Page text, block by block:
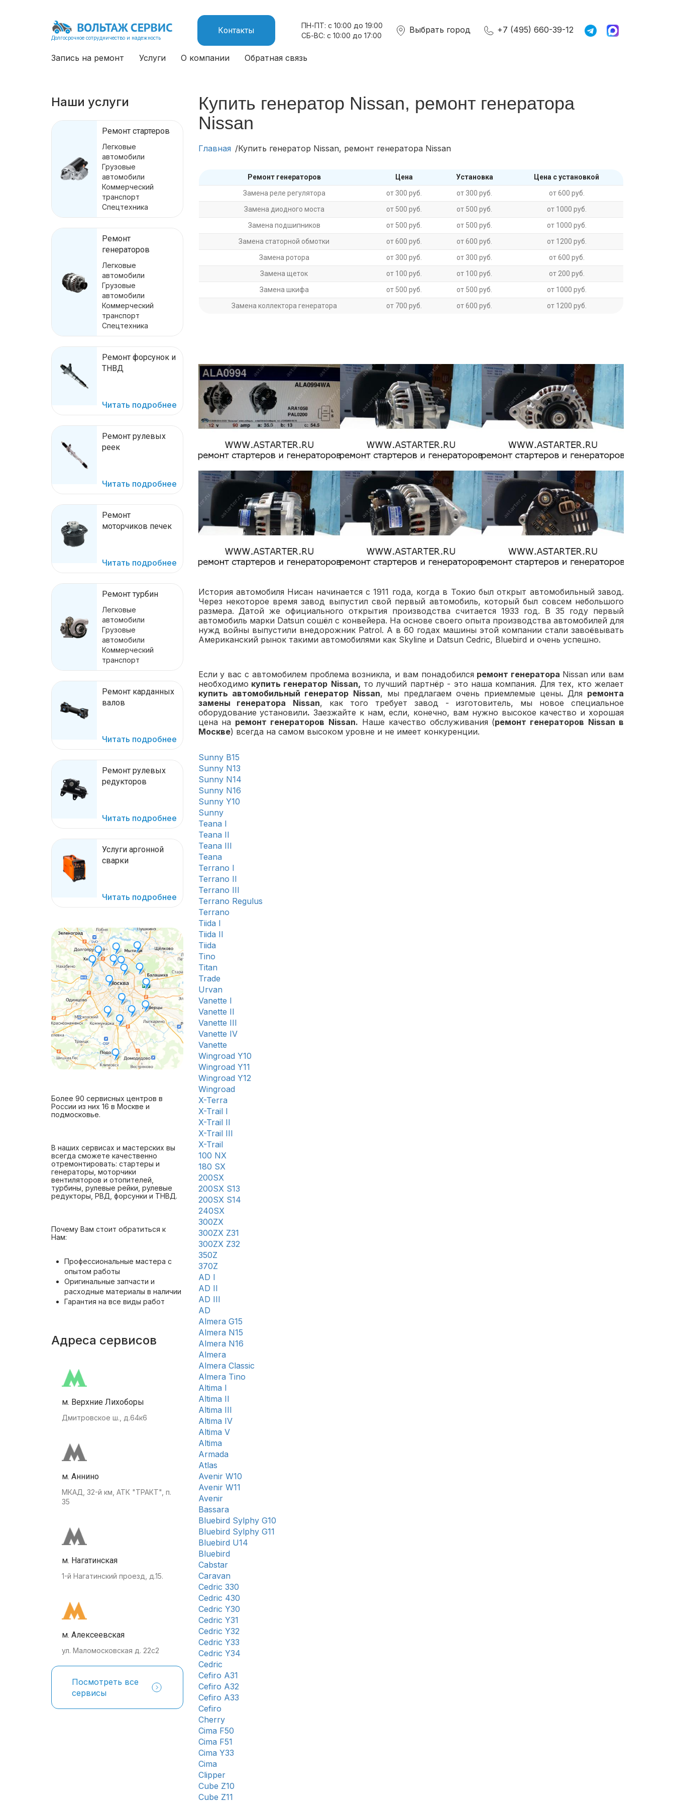
Долгосрочное сотрудничество и надежность
Запись на ремонт Услуги О компании Обратная связь
Контакты
ПН-ПТ: с 10:00 до 19:00
СБ-ВС: с 10:00 до 17:00
Выбрать город +7 (495) 660-39-12
Наши услуги
Ремонт стартеров
Легковые
автомобили
Грузовые
автомобили
Коммерческий
транспорт
Спецтехника
Ремонт
генераторов
Легковые
автомобили
Грузовые
автомобили
Коммерческий
транспорт
Спецтехника
Ремонт форсунок и
ТНВД
Читать подробнее
Ремонт рулевых
реек
Читать подробнее
Ремонт
моторчиков печек
Читать подробнее
Ремонт турбин
Легковые
автомобили
Грузовые
автомобили
Коммерческий
транспорт
Ремонт карданных
валов
Читать подробнее
Ремонт рулевых
редукторов
Читать подробнее
Услуги аргонной
сварки
Читать подробнее
Более 90 сервисных центров в
России из них 16 в Москве и
подмосковье.
В наших сервисах и мастерских вы
всегда сможете качественно
отремонтировать: стартеры и
генераторы, моторчики
вентиляторов и отопителей,
турбины, рулевые рейки, рулевые
редукторы, РВД, форсунки и ТНВД.
Почему Вам стоит обратиться к
Нам:
Профессиональные мастера с
опытом работы
Оригинальные запчасти и
расходные материалы в наличии
Гарантия на все виды работ
Адреса сервисов
м. Верхние Лихоборы
Дмитровское ш., д.64к6
м. Аннино
МКАД, 32-й км, АТК "ТРАКТ", п.
35
м. Нагатинская
1-й Нагатинский проезд, д.15.
м. Алексеевская
ул. Маломосковская д. 22с2
Посмотреть все
сервисы
Купить генератор Nissan, ремонт генератора
Nissan
Главная Купить генератор Nissan, ремонт генератора Nissan
Ремонт генераторов Цена Установка
Цена с установкой
Замена реле регулятора
от 300 руб. от 300 руб.
от 600 руб.
Замена диодного моста
от 500 руб. от 500 руб.
от 1000 руб.
Замена подшипников
от 500 руб. от 500 руб.
от 1000 руб.
Замена статорной обмотки
от 600 руб. от 600 руб.
от 1200 руб.
Замена ротора
от 300 руб. от 300 руб.
от 600 руб.
Замена щеток
от 100 руб. от 100 руб.
от 200 руб.
Замена шкифа
от 500 руб. от 500 руб.
от 1000 руб.
Замена коллектора генератора
от 700 руб. от 600 руб. от 1200 руб.
История автомобиля Нисан начинается с 1911 года, когда в Токио был открыт автомобильный завод.
Через некоторое время завод выпустил свой первый автомобиль, который был совсем небольшого
размера. Датой же официального открытия производства считается 1933 год. В 35 году первый
автомобиль марки Datsun сошёл с конвейера. На основе своего опыта производства автомобилей для
нужд войны выпустили внедорожник Patrol. А в 60 годах машины этой компании стали завоёвывать
Американский рынок такими автомобилями как Skyline и Datsun Cedric, Bluebird и очень успешно.
Если у вас с автомобилем проблема возникла, и вам понадобился ремонт генератора Nissan или вам
необходимо купить генератор Nissan, то лучший партнёр - это наша компания. Для тех, кто желает
купить автомобильный генератор Nissan, мы предлагаем очень приемлемые цены. Для ремонта
замены генератора
Nissan, как того требует завод - изготовитель, мы новое специальное
оборудование установили. Заезжайте к нам, если, конечно, вам нужно высокое качество и хорошая
цена на ремонт генераторов Nissan. Наше качество обслуживания (ремонт генераторов Nissan в
Москве) всегда на самом высоком уровне и не имеет конкуренции.
Sunny B15
Sunny N13
Sunny N14
Sunny N16
Sunny Y10
Sunny
Teana I
Teana II
Teana III
Teana
Terrano I
Terrano II
Terrano III
Terrano Regulus
Terrano
Tiida I
Tiida II
Tiida
Tino
Titan
Trade
Urvan
Vanette I
Vanette II
Vanette III
Vanette IV
Vanette
Wingroad Y10
Wingroad Y11
Wingroad Y12
Wingroad
X-Terra
X-Trail I
X-Trail II
X-Trail III
X-Trail
100 NX
180 SX
200SX
200SX S13
200SX S14
240SX
300ZX
300ZX Z31
300ZX Z32
350Z
370Z
AD I
AD II
AD III
AD
Almera G15
Almera N15
Almera N16
Almera
Almera Classic
Almera Tino
Altima I
Altima II
Altima III
Altima IV
Altima V
Altima
Armada
Atlas
Avenir W10
Avenir W11
Avenir
Bassara
Bluebird Sylphy G10
Bluebird Sylphy G11
Bluebird U14
Bluebird
Cabstar
Caravan
Cedric 330
Cedric 430
Cedric Y30
Cedric Y31
Cedric Y32
Cedric Y33
Cedric Y34
Cedric
Cefiro A31
Cefiro A32
Cefiro A33
Cefiro
Cherry
Cima F50
Cima F51
Cima Y33
Cima
Clipper
Cube Z10
Cube Z11